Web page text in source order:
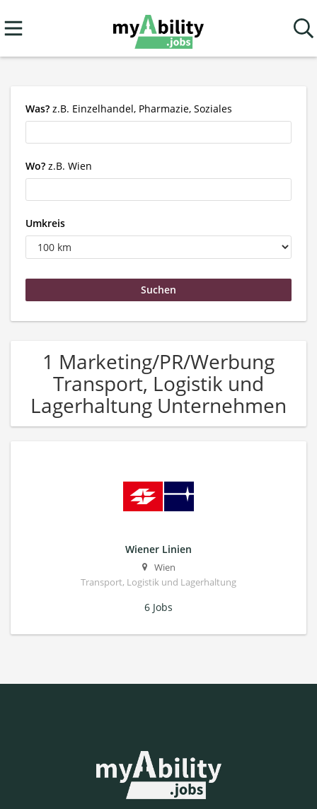
Was? z.B. Einzelhandel, Pharmazie, Soziales
Wo? z.B. Wien
Umkreis
1 Marketing/PR/Werbung
Transport, Logistik und
Lagerhaltung Unternehmen
Wiener Linien
Wien
Transport, Logistik und Lagerhaltung
6 Jobs